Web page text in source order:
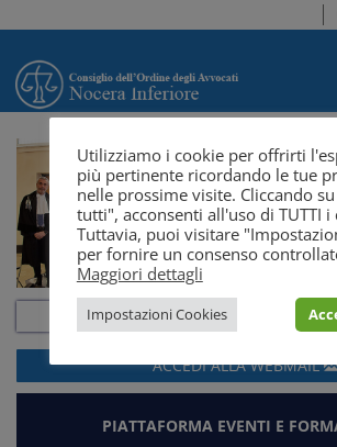
ACCEDI ALLAWEBMAIL
PIATTAFORMA EVENTI E
Utilizziamo i cookie per offrirti
più pertinente ricordando le tue
nelle prossime visite. Cliccando
tutti", acconsenti all'uso di TUTTI i
Tuttavia, puoi visitare
per fornire un consenso
Maggiori dettagli
Impostazioni Cookies